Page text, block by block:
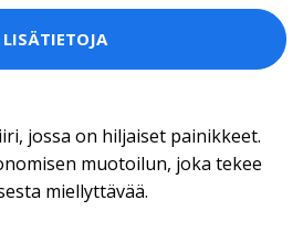
LISÄTIETOJA
jossa on hiljaiset painikkeet.
muotoilun, joka tekee
miellyttävää.